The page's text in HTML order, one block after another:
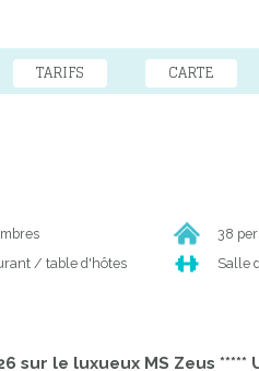
TARIFS CARTE
38
/ table d'hôtes Salle
sur le luxueux MS Zeus